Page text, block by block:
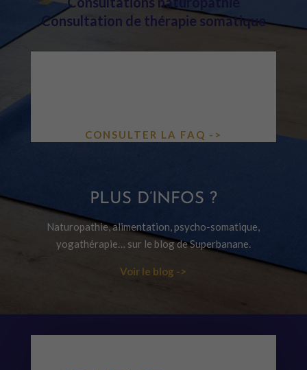
Consultation de thérapie somatique
CONSULTER LA FAQ ->
PLUS D’INFOS ?
Naturopathie, alimentation, psycho-somatique,
yogathérapie… sur le blog de Superbanane.
Voir le blog ->